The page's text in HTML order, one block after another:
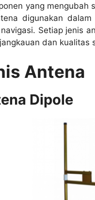
yang mengubah
digunakan
Setiap jenis
dan kualitas
Antena
Dipole